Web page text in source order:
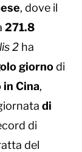
, dove il
271.8
2 ha
giornodi
Cina,
di
di
del